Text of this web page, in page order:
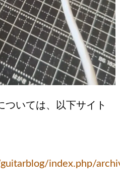
ついては、以下サイト
index.php/